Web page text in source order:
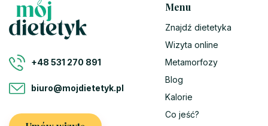
+48 531 270 891
biuro@mojdietetyk.pl
Menu
Znajdź dietetyka
Wizyta online
Metamorfozy
Blog
Kalorie
Co jeść?